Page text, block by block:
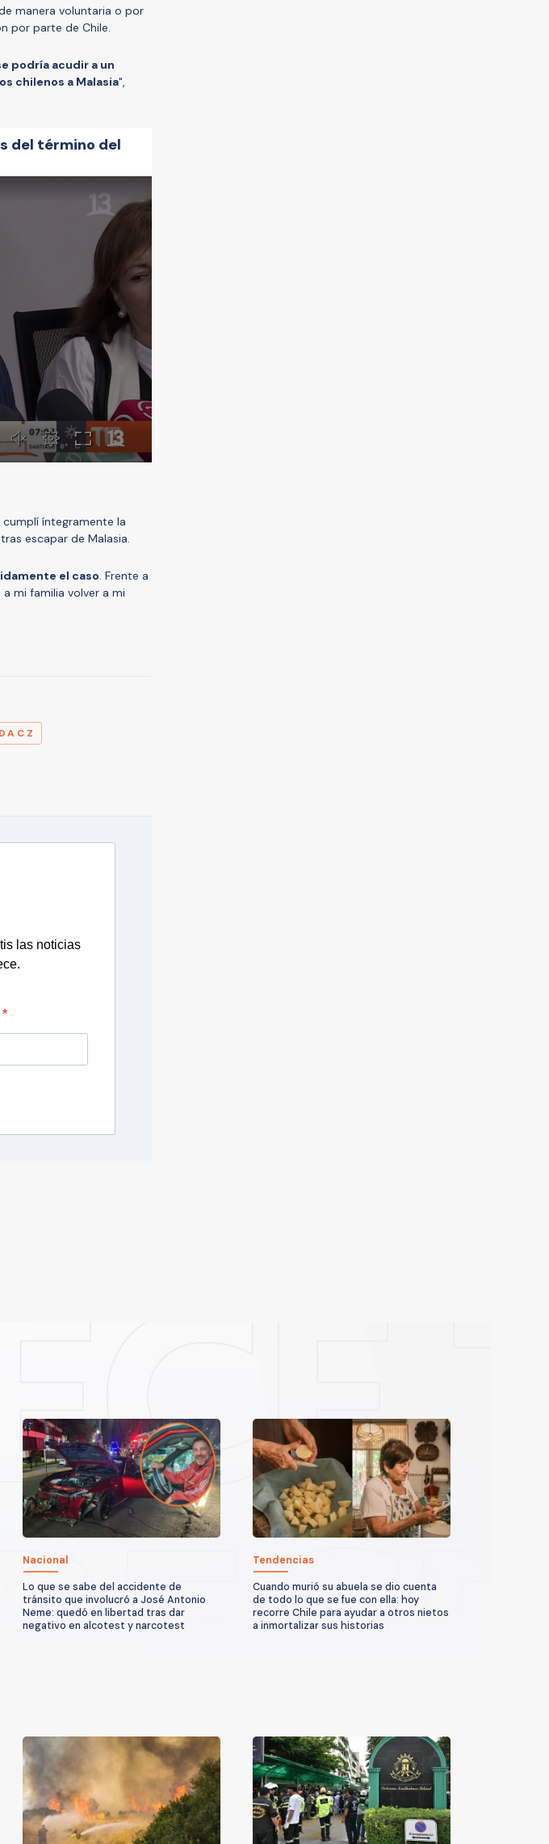
manera voluntaria o por
por parte de Chile.
podría acudir a un
chilenos a Malasia",
del término del
cumplí íntegramente la
escapar de Malasia.
el caso. Frente a
mi familia volver a mi
las noticias
Nacional
Lo que se sabe del accidente de
tránsito que involucró a José Antonio
Neme: quedó en libertad tras dar
negativo en alcotest y narcotest
Tendencias
Cuando murió su abuela se dio cuenta
de todo lo que se fue con ella: hoy
recorre Chile para ayudar a otros nietos
a inmortalizar sus historias